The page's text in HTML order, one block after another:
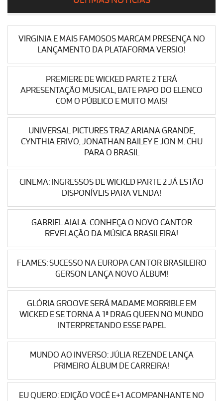
VIRGINIA E MAIS FAMOSOS MARCAM PRESENÇA NO
LANÇAMENTO DA PLATAFORMA VERSIO!
PREMIERE DE WICKED PARTE 2 TERÁ
APRESENTAÇÃO MUSICAL, BATE PAPO DO ELENCO
COM O PÚBLICO E MUITO MAIS!
UNIVERSAL PICTURES TRAZ ARIANA GRANDE,
CYNTHIA ERIVO, JONATHAN BAILEY E JON M. CHU
PARA O BRASIL
CINEMA: INGRESSOS DE WICKED PARTE 2 JÁ ESTÃO
DISPONÍVEIS PARA VENDA!
GABRIEL AIALA: CONHEÇA O NOVO CANTOR
REVELAÇÃO DA MÚSICA BRASILEIRA!
FLAMES: SUCESSO NA EUROPA CANTOR BRASILEIRO
GERSON LANÇA NOVO ÁLBUM!
GLÓRIA GROOVE SERÁ MADAME MORRIBLE EM
WICKED E SE TORNA A 1ª DRAG QUEEN NO MUNDO
INTERPRETANDO ESSE PAPEL
MUNDO AO INVERSO: JÚLIA REZENDE LANÇA
PRIMEIRO ÁLBUM DE CARREIRA!
EU QUERO: EDIÇÃO VOCÊ E+1 ACOMPANHANTE NO